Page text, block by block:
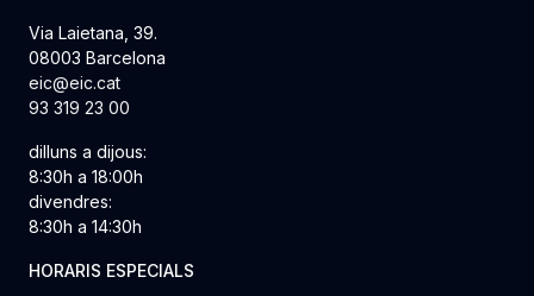
Via Laietana, 39.
08003 Barcelona
eic@eic.cat
93 319 23 00
dilluns a dijous:
8:30h a 18:00h
divendres:
8:30h a 14:30h
HORARIS ESPECIALS